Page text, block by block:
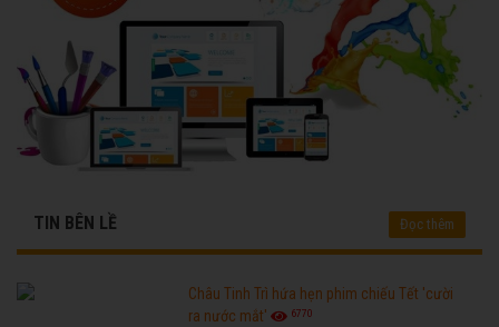
TIN BÊN LỀ Đọc thêm
Châu Tinh Trì hứa hẹn phim chiếu Tết 'cười
ra nước mắt'
6770